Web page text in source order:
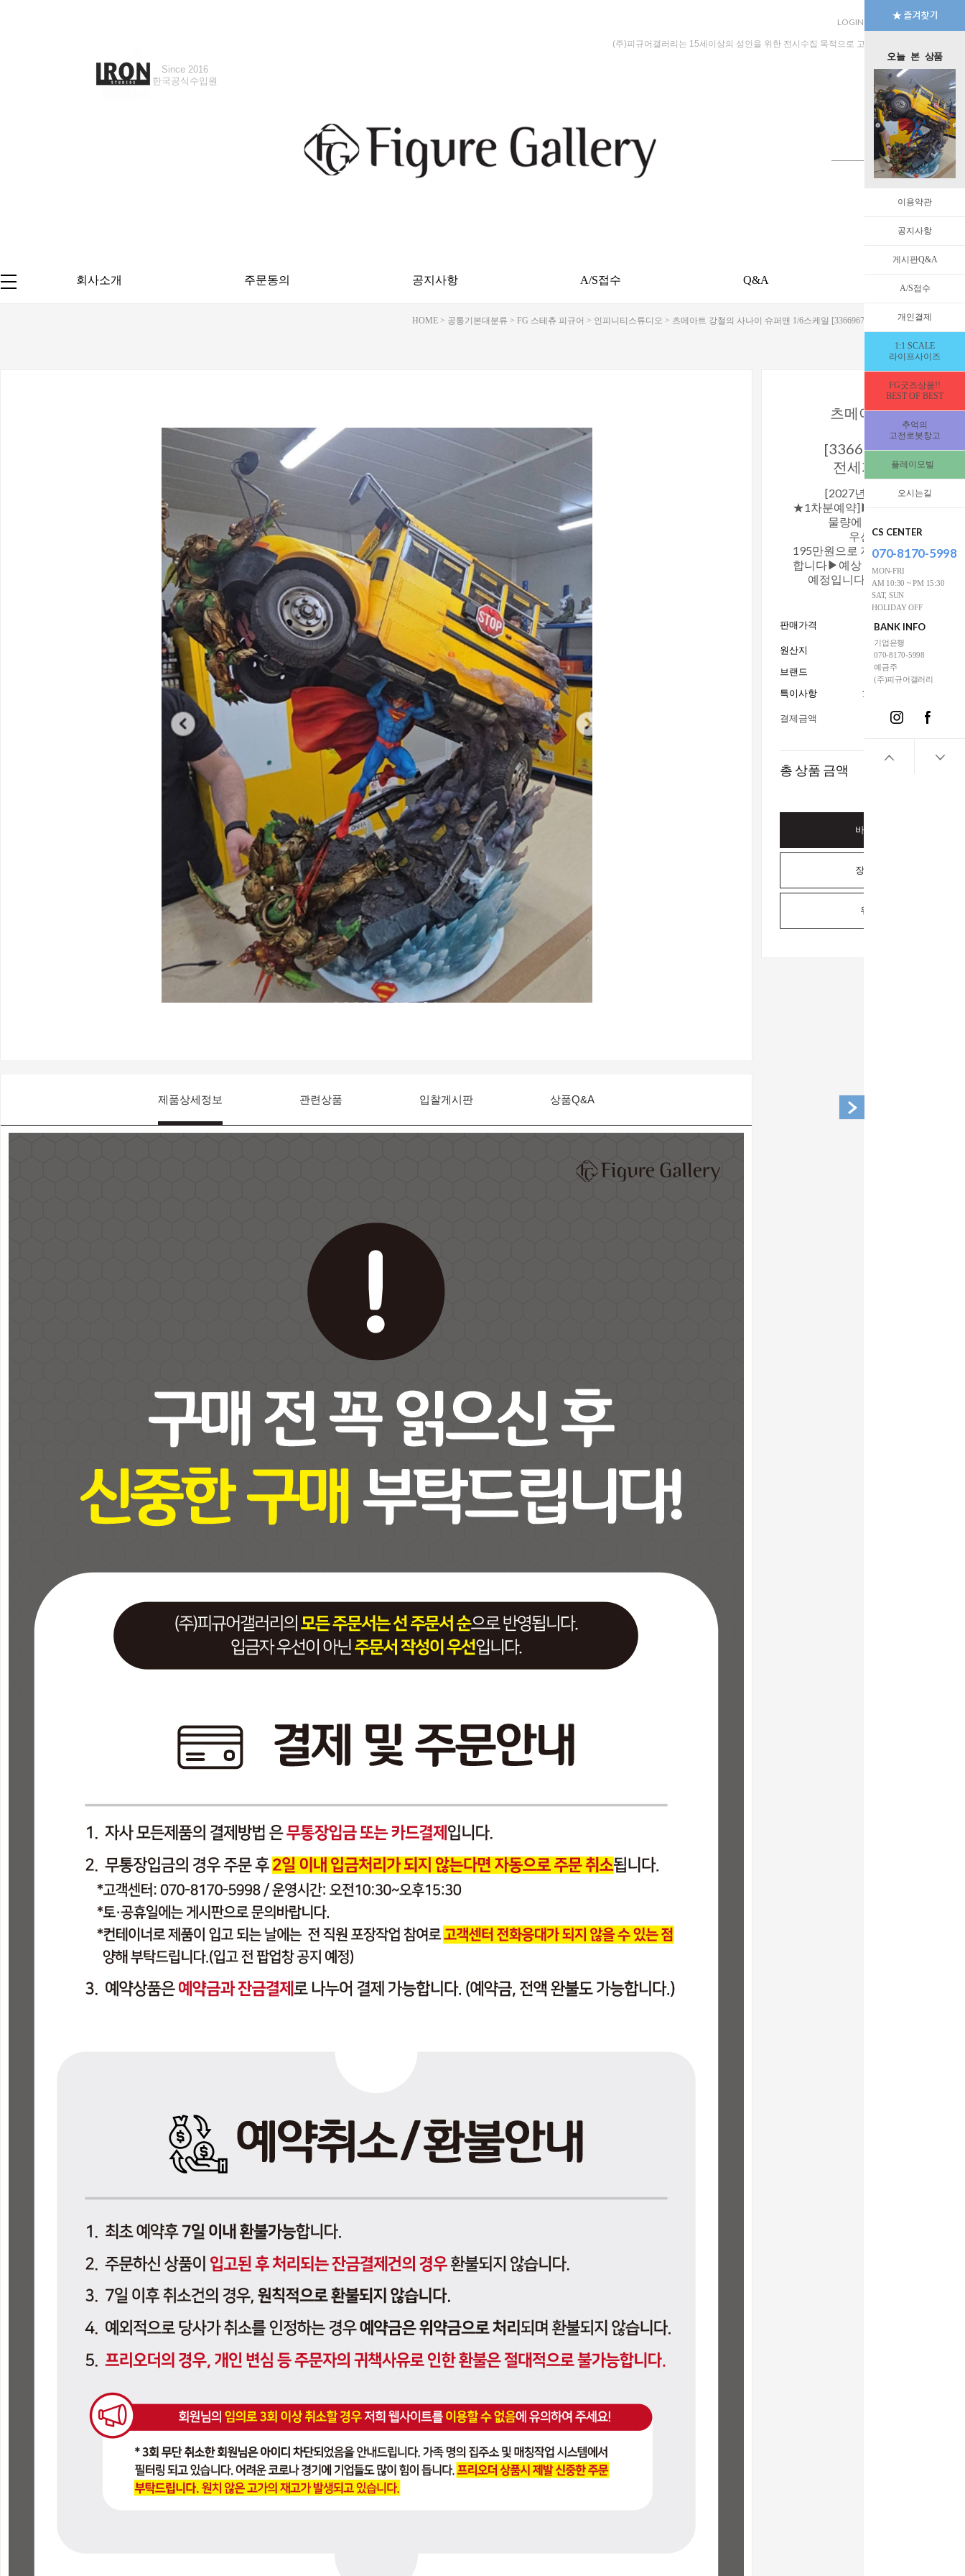
오늘 본 상품
이용약관
공지사항
게시판Q&A
A/S접수
개인결제
1:1 SCALE
라이프사이즈
FG굿즈상품!!
BEST OF BEST
추억의
고전로봇창고
플레이모빌
오시는길
CS CENTER
070-8170-5998
MON-FRI
AM 10:30 ~ PM 15:30
SAT, SUN
HOLIDAY OFF
BANK INFO
기업은행
070-8170-5998
예금주
(주)피규어갤러리
LOGIN JOIN MYPAGE
Since 2016
한국공식수입원
(주)피규어갤러리는 15세이상의 성인을 위한 전시수집 목적으로 고안된 수입판매 전문 법인
회사소개 주문동의 공지사항 A/S접수 Q&A
HOME > 공통기본대분류 > FG 스테츄 피규어 > 인피니티스튜디오 > 츠메아트 강철의 사나이 슈퍼맨 1/6스케일 [3366967]★한국공식★전세계
제품상세정보 관련상품 입찰게시판 상품Q&A
츠메아트 강철의 사
슈퍼맨 1/6스
[3366967]★한국공
전세계 200개만 생
[2027년3분기(7~9월)배송
★1차분예약]▶지금 주문하시면
물량에 배치됩니다▶초도
우선확보를 위하여 예
195만원으로 지금부터 프리오도
합니다▶예상 판매가는 595만원
예정입니다▶일시불 결제시 7
할인적용 됩
판매가격 5,950,000
원산지
브랜드
특이사항 15세이상사용_전시수집
결제금액
총 상품 금액
바로구매하기
장바구니담기
위시리스트